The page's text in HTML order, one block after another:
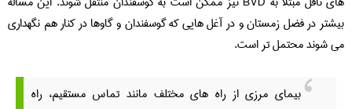
بیشتر در فضل زمستان و در آغل هایی که گوسفندان و گاوها در کنار هم نگهداری
می شوند محتمل تر است.
بیمای مرزی از راه های مختلف مانند تماس مستقیم، راه